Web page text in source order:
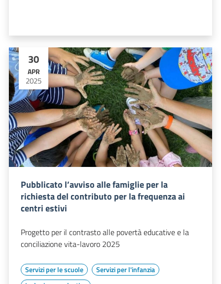
30
APR
2025
Pubblicato l’avviso alle famiglie per la
richiesta del contributo per la frequenza ai
centri estivi
Progetto per il contrasto alle povertà educative e la
conciliazione vita-lavoro 2025
Servizi per le scuole
Servizi per l'infanzia